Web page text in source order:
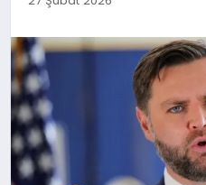
YAŞAM